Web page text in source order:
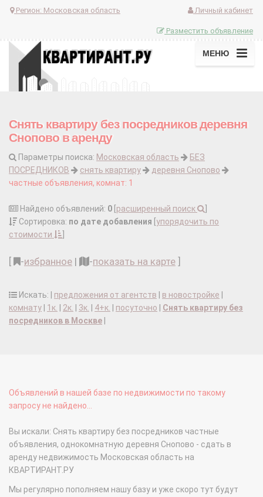
Регион: Московская область Личный кабинет
Разместить объявление
МЕНЮ
Снять квартиру без посредников деревня
Снопово в аренду
Параметры поиска: Московская область
БЕЗ
ПОСРЕДНИКОВ
снять квартиру
деревня Снопово
частные объявления, комнат: 1
Найдено объявлений: 0 расширенный поиск
Сортировка: по дате добавления упорядочить по
стоимости
-избранное | -показать на карте
Искать: | предложения от агентств в новостройке
комнату
1к. 2к. 3к. 4+к. посуточно
Снять квартиру без
посредников в Москве
Объявлений в нашей базе по недвижимости по такому
запросу не найдено...
Вы искали: Снять квартиру без посредников частные
объявления, однокомнатную деревня Снопово - сдать в
аренду недвижимость Московская область на
КВАРТИРАНТ.РУ
Мы регулярно пополняем нашу базу и уже скоро тут будут